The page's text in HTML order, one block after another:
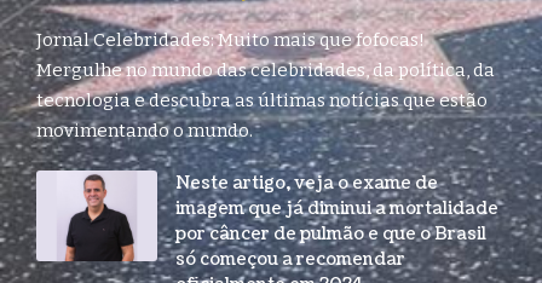
Jornal Celebridades: Muito mais que fofocas!
Mergulhe no mundo das celebridades, da política, da
tecnologia e descubra as últimas notícias que estão
movimentando o mundo.
Neste artigo, veja o exame de
imagem que já diminui a mortalidade
por câncer de pulmão e que o Brasil
só começou a recomendar